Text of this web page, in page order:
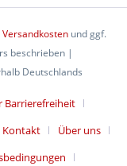
Versandkosten und ggf.
beschrieben |
Deutschlands
Barrierefreiheit
Kontakt
Über uns